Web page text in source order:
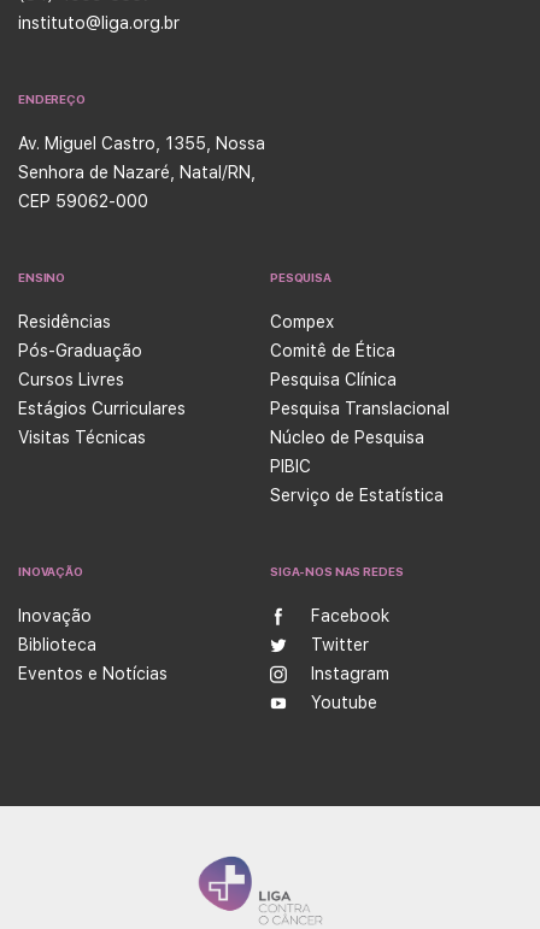
instituto@liga.org.br
ENDEREÇO
Av. Miguel Castro, 1355, Nossa
Senhora de Nazaré, Natal/RN,
CEP 59062-000
ENSINO
Residências
Pós-Graduação
Cursos Livres
Estágios Curriculares
Visitas Técnicas
PESQUISA
Compex
Comitê de Ética
Pesquisa Clínica
Pesquisa Translacional
Núcleo de Pesquisa
PIBIC
Serviço de Estatística
INOVAÇÃO
Inovação
Biblioteca
Eventos e Notícias
SIGA-NOS NAS REDES
Facebook
Twitter
Instagram
Youtube